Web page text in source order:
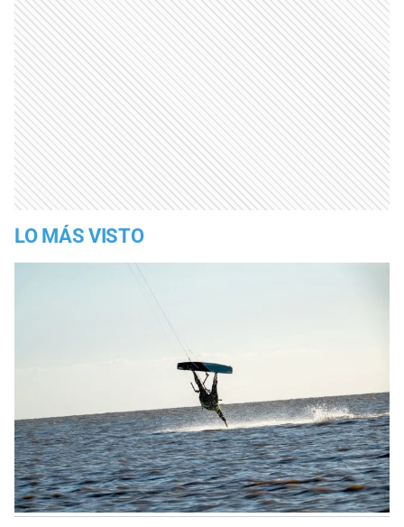
LO MÁS VISTO